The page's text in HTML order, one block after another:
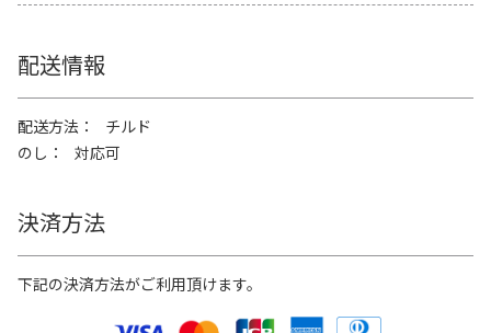
配送情報
配送方法
チルド
のし
対応可
決済方法
下記の決済方法がご利用頂けます。